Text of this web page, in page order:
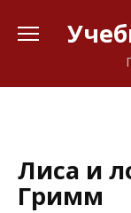
Лиса и
Гримм